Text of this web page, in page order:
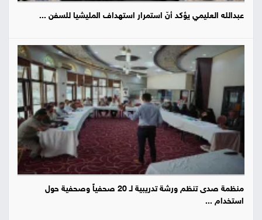
عبدالله العليمي يؤكد أنّ استمرار استهداف المليشيا للسفن ...
منظمة صدى تنظم ورشة تدريبية لـ 20 صحفياً وصحفية حول
استخدام ...